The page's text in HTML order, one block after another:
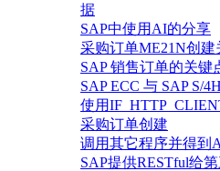
据
SAP中使用AI的分享
采购订单ME21N创建
SAP 销售订单的关键
SAP ECC 与 SAP S/
使用
采购订单创建
调用其它程序并得到
SAP提供RESTful给